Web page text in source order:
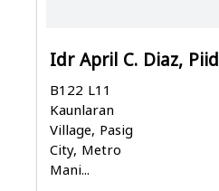
Idr April C. Diaz, Piid
B122 L11
Kaunlaran
Village, Pasig
City, Metro
Mani...